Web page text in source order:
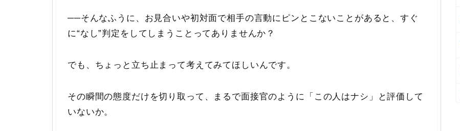
──そんなふうに、お見合いや初対面で相手の言動にピンとこないことがあると、すぐ
に“なし”判定をしてしまうことってありませんか？
でも、ちょっと立ち止まって考えてみてほしいんです。
その瞬間の態度だけを切り取って、まるで面接官のように「この人はナシ」と評価して
いないか。